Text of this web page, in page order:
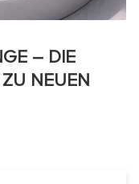
– DIE
NEUEN